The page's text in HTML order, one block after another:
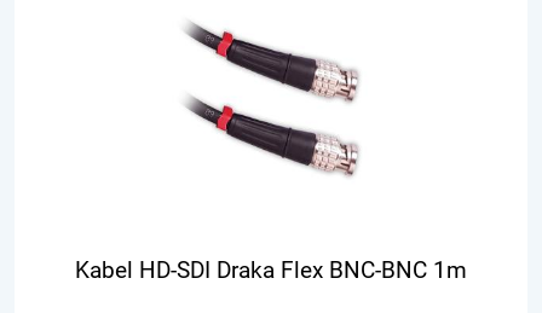
Kabel HD-SDI Draka Flex BNC-BNC 1m